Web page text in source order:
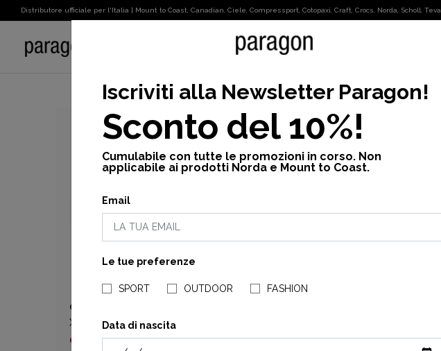
Distributore ufficiale per l'Italia | Mount to Coast, Canadian, Ciele, Compressport, Cotopaxi, Craft, Crocs, Norda, Scholl, Teva.
CRAFT
Xplor 2 w
da 75,00 € da 130,00 € da 65,00 € da 130,00 €
Iscriviti alla NewsletterParagon!
Sconto del 10%!
Cumulabile con tutte le promozioni in corso. Non
applicabile ai prodotti Norda e Mount to Coast.
Email
Le tue preferenze
SPORT OUTDOOR FASHION
Data di nascita